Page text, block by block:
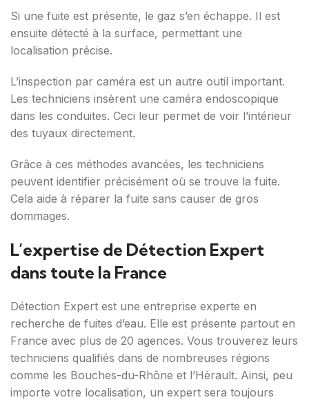
Si une fuite est présente, le gaz s’en échappe. Il est
ensuite détecté à la surface, permettant une
localisation précise.
L’inspection par caméra est un autre outil important.
Les techniciens insèrent une caméra endoscopique
dans les conduites. Ceci leur permet de voir l’intérieur
des tuyaux directement.
Grâce à ces méthodes avancées, les techniciens
peuvent identifier précisément où se trouve la fuite.
Cela aide à réparer la fuite sans causer de gros
dommages.
L’expertise de Détection Expert
dans toute la France
Détection Expert est une entreprise experte en
recherche de fuites d’eau. Elle est présente partout en
France avec plus de 20 agences. Vous trouverez leurs
techniciens qualifiés dans de nombreuses régions
comme les Bouches-du-Rhône et l’Hérault. Ainsi, peu
importe votre localisation, un expert sera toujours